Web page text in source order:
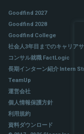
Goodfind 2027
Goodfind 2028
Goodfind College
社会人3年目までのキャリア
コンサル就職 FactLogic
長期インターン紹介 Intern
TeamUp
運営会社
個人情報保護方針
利用規約
資料ダウンロード